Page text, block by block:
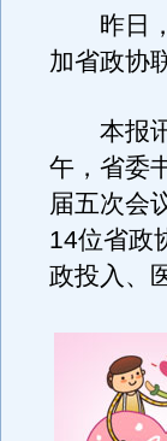
昨日，
加省政协
本报讯
午，省委
届五次会
14位省政
政投入、